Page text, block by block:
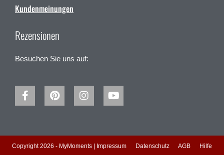
Kundenmeinungen
Rezensionen
Besuchen Sie uns auf:
Copyright 2026 - MyMoments | Impressum Datenschutz AGB Hilfe